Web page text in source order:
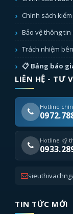
Chính sách
Bảo vệ thông tin
Trách nhiệm
📋 Bảng báo
LIÊN HỆ - TƯ
Hotline
Hotline kỹ
TIN TỨC MỚI